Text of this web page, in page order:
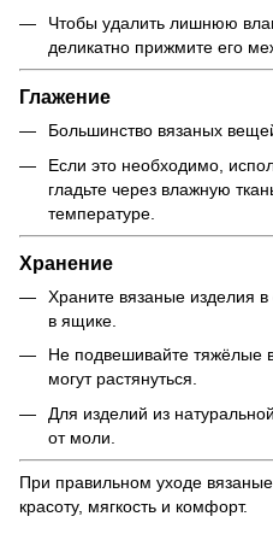
Чтобы удалить лишнюю
деликатно прижмите его
Глажение
Большинство вязаных
Если это необходимо,
гладьте через влажную
температуре.
Хранение
Храните вязаные изделия
в ящике.
Не подвешивайте тяжёлые
могут растянуться.
Для изделий из
от моли.
При правильном уходе
красоту, мягкость и комфорт.